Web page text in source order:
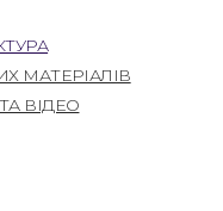
МАТЕРІАЛІВ
ВІДЕО